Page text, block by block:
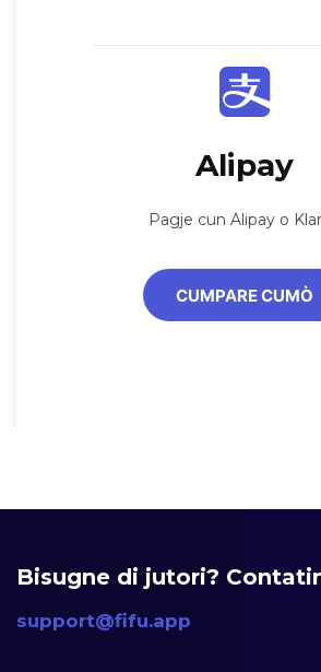
Alipay
Pagje cun Alipay o
CUMPARE CUMÒ
Bisugne di jutori?
support@fifu.app